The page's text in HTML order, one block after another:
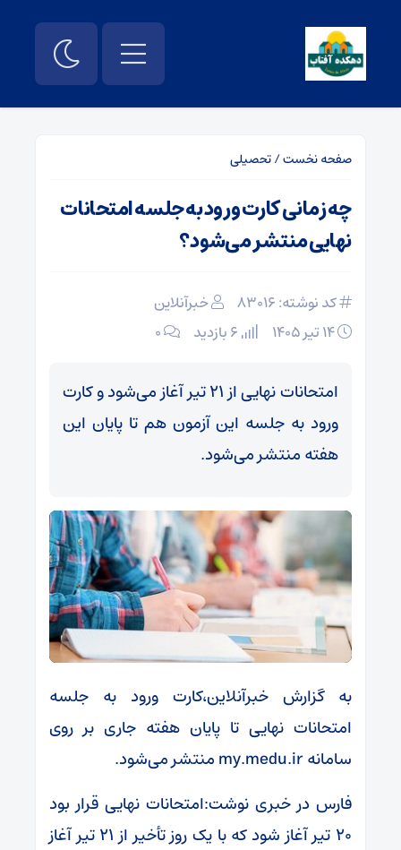
صفحه نخست/تحصیلی
چه زمانی کارت ورود به جلسه امتحانات
نهایی منتشر می‌شود؟
کد نوشته: 83016
خبرآنلاین
۰
امتحانات نهایی از ۲۱ تیر آغاز می‌شود و کارت
ورود به جلسه این آزمون هم تا پایان این
هفته منتشر می‌شود.
به گزارش خبرآنلاین،کارت ورود به جلسه
امتحانات نهایی تا پایان هفته جاری بر روی
سامانه my.medu.ir منتشر می‌شود.
فارس در خبری نوشت:امتحانات نهایی قرار بود
۲۰ تیر آغاز شود که با یک روز تأخیر از ۲۱ تیر آغاز